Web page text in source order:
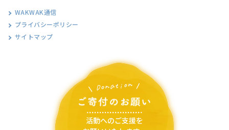
WAKWAK通信
プライバシーポリシー
サイトマップ
活動へのご支援を